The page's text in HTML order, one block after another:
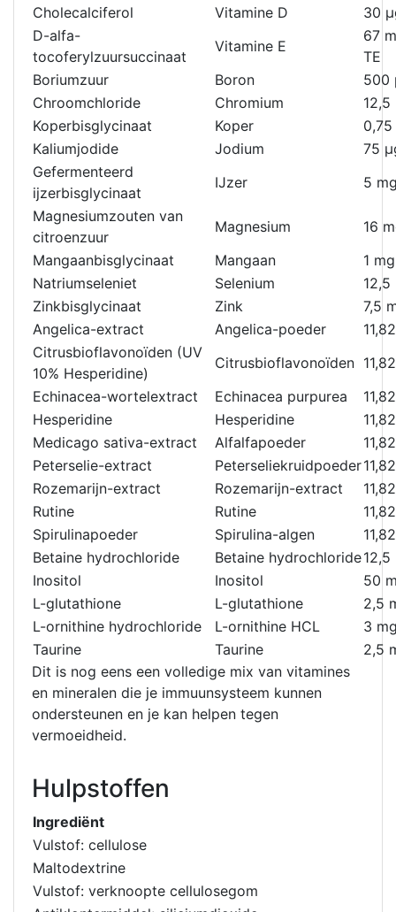
Cholecalciferol
Vitamine D
30
D-alfa-
tocoferylzuursuccinaat
Vitamine E
67
TE
Boriumzuur
Boron
500
Chroomchloride
Chromium
12,5
Koperbisglycinaat
Koper
Kaliumjodide
Jodium
75
Gefermenteerd
ijzerbisglycinaat
IJzer
5
Magnesiumzouten van
citroenzuur
Magnesium
16
Mangaanbisglycinaat
Mangaan
1 mg
Natriumseleniet
Selenium
12,5
Zinkbisglycinaat
Zink
7,5
Angelica-extract
Angelica-poeder
Citrusbioflavonoïden (UV
10% Hesperidine)
Citrusbioflavonoïden
Echinacea-wortelextract
Echinacea purpurea
Hesperidine
Hesperidine
Medicago sativa-extract
Alfalfapoeder
Peterselie-extract
Peterseliekruidpoeder
Rozemarijn-extract
Rozemarijn-extract
Rutine
Rutine
Spirulinapoeder
Spirulina-algen
Betaine hydrochloride
Betaine hydrochloride12,5
Inositol
Inositol
50
L-glutathione
L-glutathione
2,5
L-ornithine hydrochloride
L-ornithine HCL
3
Taurine
Taurine
2,5
Dit is nog eens een volledige mix van vitamines
en mineralen die je immuunsysteem kunnen
ondersteunen en je kan helpen tegen
vermoeidheid.
Hulpstoffen
Ingrediënt
Vulstof: cellulose
Maltodextrine
Vulstof: verknoopte cellulosegom